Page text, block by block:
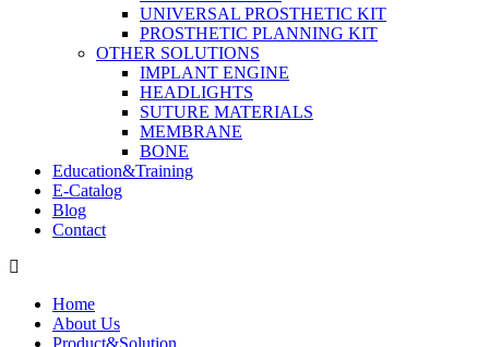
UNIVERSAL PROSTHETIC KIT
PROSTHETIC PLANNING KIT
OTHER SOLUTIONS
IMPLANT ENGINE
HEADLIGHTS
SUTURE MATERIALS
MEMBRANE
BONE
Education&Training
E-Catalog
Blog
Contact
Home
About Us
Product&Solution